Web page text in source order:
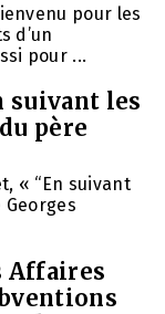
pour les
d’un
pour ...
suivant les
père
« “En suivant
Affaires